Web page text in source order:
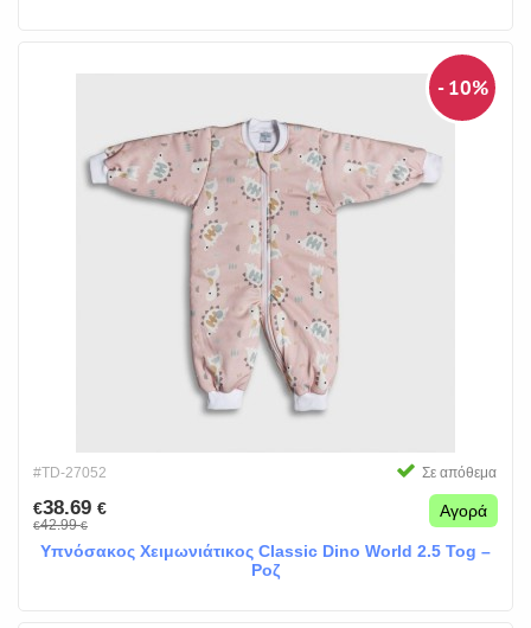
- 10%
#TD-27052 Σε απόθεμα
€38.69 €
€42.99€
Αγορά
Υπνόσακος Χειμωνιάτικος Classic Dino World 2.5 Tog –
Ροζ